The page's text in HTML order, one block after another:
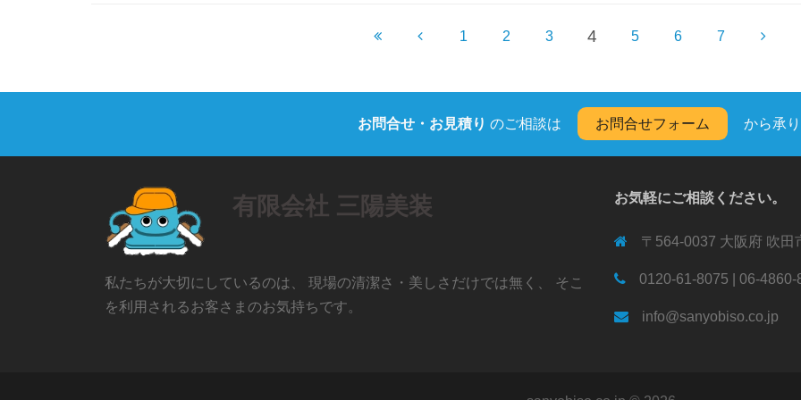
1 2 3 4 5 6 7
お問合せ・お見積り のご相談は お問合せフォーム から承り
有限会社 三陽美装
私たちが大切にしているのは、 現場の清潔さ・美しさだけでは無く、 そこ
を利用されるお客さまのお気持ちです。
お気軽にご相談ください。
〒564-0037 大阪府 吹田
0120-61-8075 | 06-4860-
info@sanyobiso.co.jp